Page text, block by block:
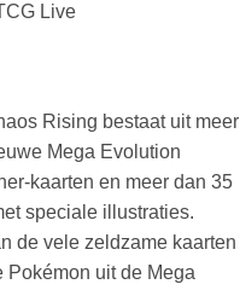
Live
Rising bestaat uit meer
Mega Evolution
kaarten en meer dan 35
speciale illustraties.
de vele zeldzame kaarten
Pokémon uit de Mega